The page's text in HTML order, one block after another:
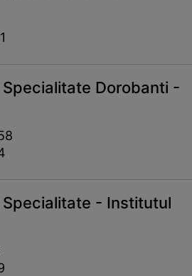
Dorobanti -
- Institutul